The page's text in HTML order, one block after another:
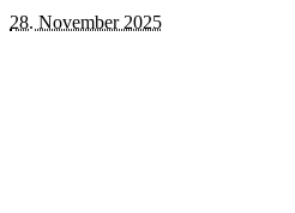
28. November 2025